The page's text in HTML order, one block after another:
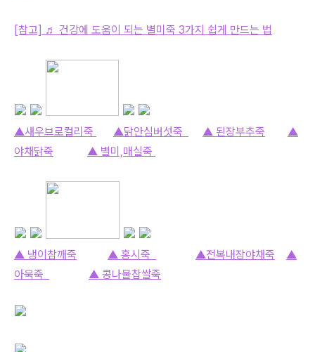
[참고] ♬ 건강에 도움이 되는 별미죽 3가지 쉽게 만드는 법
▲새우브로컬리죽 ▲닭안심버섯죽 ▲ 된장부추죽
▲
야채닭죽
▲ 별미,매실죽
▲ 냉이참깨죽 ▲ 홍시죽 ▲전복내장야채죽
▲
아욱죽
▲ 콩나물찹쌀죽